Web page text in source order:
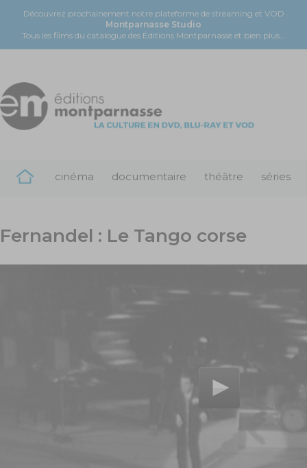
Découvrez prochainement notre plateforme de streaming et VOD
Montparnasse Studio
Tous les films du catalogue des Éditions Montparnasse et bien plus...
cinéma documentaire théâtre séries
Fernandel : Le Tango corse